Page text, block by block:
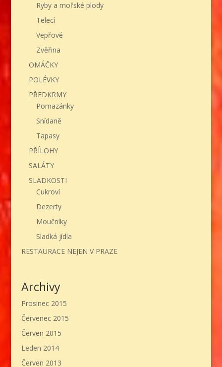
Ryby a mořské plody
Telecí
Vepřové
Zvěřina
OMÁČKY
POLÉVKY
PŘEDKRMY
Pomazánky
Snídaně
Tapasy
PŘÍLOHY
SALÁTY
SLADKOSTI
Cukroví
Dezerty
Moučníky
Sladká jídla
RESTAURACE NEJEN V PRAZE
Archivy
Prosinec 2015
Červenec 2015
Červen 2015
Leden 2014
Červen 2013